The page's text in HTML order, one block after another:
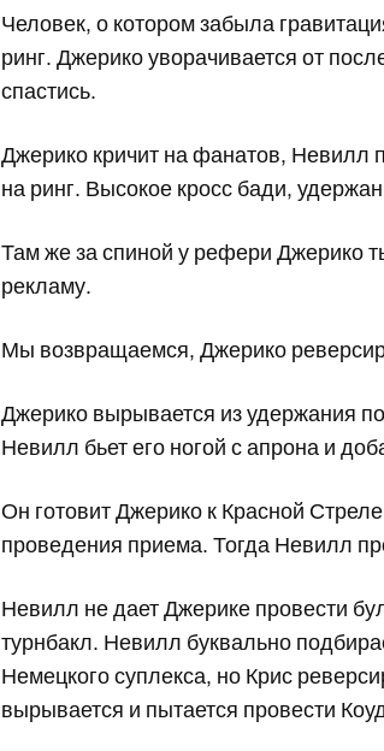
Человек, о котором забыла
ринг. Джерико уворачивается от
спастись.
Джерико кричит на фанатов, Невилл
на ринг. Высокое кросс бади,
Там же за спиной у рефери Джерико
рекламу.
Мы возвращаемся, Джерико
Джерико вырывается из удержания
Невилл бьет его ногой с апрона и
Он готовит Джерико к Красной
проведения приема. Тогда Невилл
Невилл не дает Джерике провести
турнбакл. Невилл буквально
Немецкого суплекса, но Крис
вырывается и пытается провести